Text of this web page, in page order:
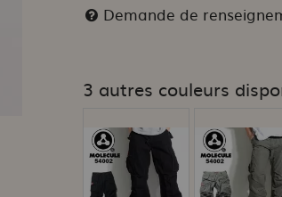
Demande de
3 autres couleurs